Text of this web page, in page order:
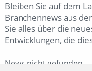
Bleiben Sie auf dem
Branchennews aus
Sie alles über die
Entwicklungen, die
News nicht gefunden.